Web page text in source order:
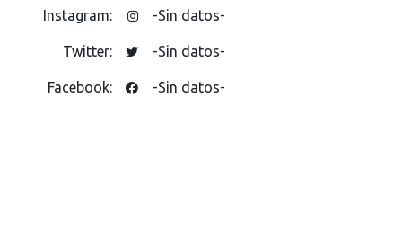
Instagram: -Sin datos-
Twitter: -Sin datos-
Facebook: -Sin datos-